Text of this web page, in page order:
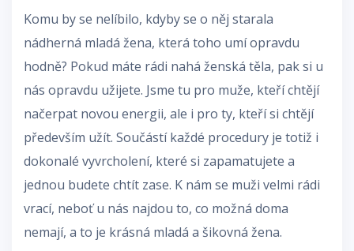
Komu by se nelíbilo, kdyby se o něj starala
nádherná mladá žena, která toho umí opravdu
hodně? Pokud máte rádi nahá ženská těla, pak si u
nás opravdu užijete. Jsme tu pro muže, kteří chtějí
načerpat novou energii, ale i pro ty, kteří si chtějí
především užít. Součástí každé procedury je totiž i
dokonalé vyvrcholení, které si zapamatujete a
jednou budete chtít zase. K nám se muži velmi rádi
vrací, neboť u nás najdou to, co možná doma
nemají, a to je krásná mladá a šikovná žena.